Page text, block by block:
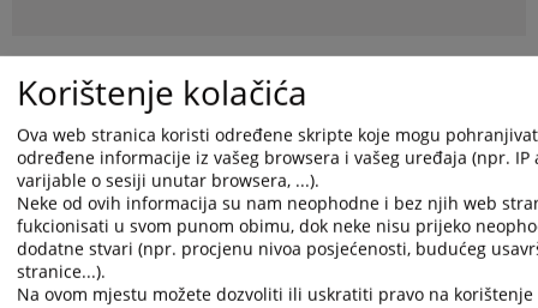
720VIEWS
Korištenje kolačića
Ova web stranica koristi određene skripte koje mogu
određene informacije iz vašeg browsera i vašeg uređaja (npr. IP
varijable o sesiji unutar browsera, ...).
Neke od ovih informacija su nam neophodne i bez njih web
fukcionisati u svom punom obimu, dok neke nisu prijeko
dodatne stvari (npr. procjenu nivoa posjećenosti, budućeg
stranice...).
Na ovom mjestu možete dozvoliti ili uskratiti pravo na